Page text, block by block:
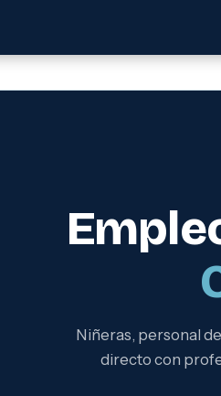
Niñeras, personal
directo con